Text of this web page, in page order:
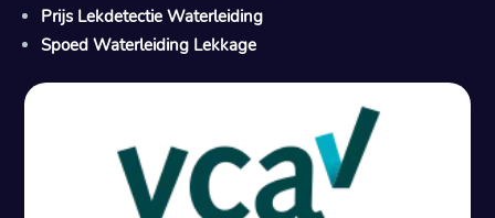
Gratis offerte in 24 uur
Prijs Lekdetectie Waterleiding
Spoed Waterleiding Lekkage